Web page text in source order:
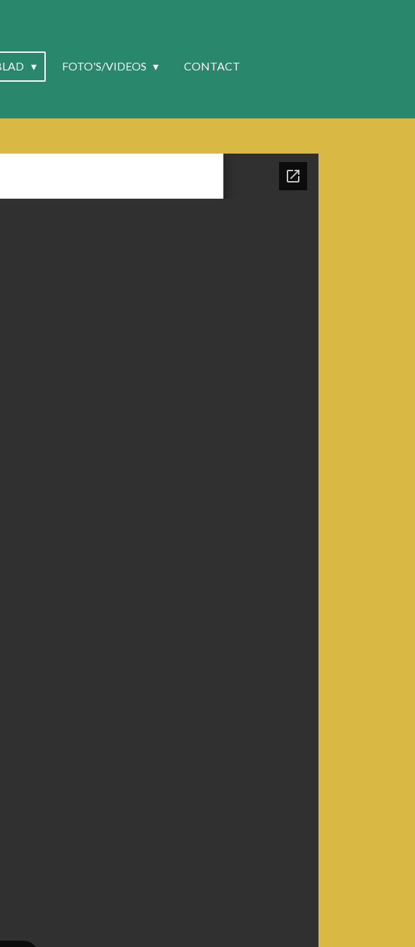
FOTO'S/VIDEOS CONTACT